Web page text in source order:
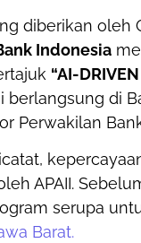
diberikan oleh
Indonesia
“AI-
berlangsung di
Perwakilan
APAII.
serupa
Barat.